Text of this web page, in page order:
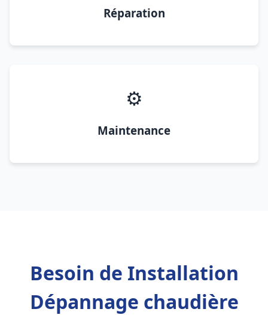
Réparation
⚙️
Maintenance
Besoin de Installation
Dépannage chaudière